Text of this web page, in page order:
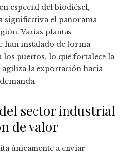
especial del biodiésel,
significativa el panorama
Varias plantas
han instalado de forma
los puertos, lo que fortalece la
agiliza la exportación hacia
sector industrial
de valor
únicamente a enviar